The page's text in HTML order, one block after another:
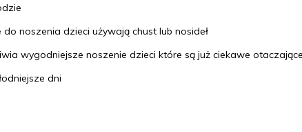
noszenia dzieci używają chust lub nosideł
wygodniejsze noszenie dzieci które są już ciekawe
dni